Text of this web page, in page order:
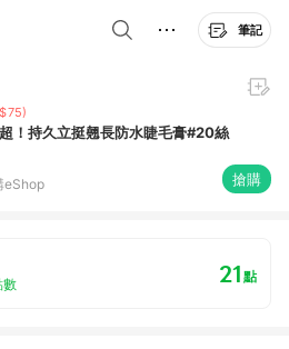
筆記
！持久立挺翹長防水睫毛膏#20絲
eShop 搶購
數 21點